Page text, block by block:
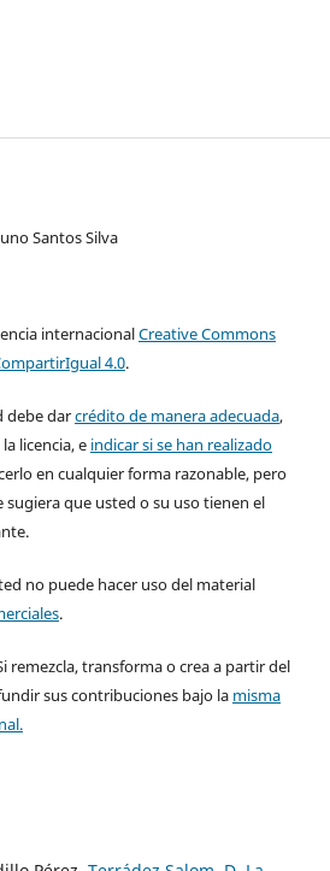
Santos Silva
internacionalCreative Commons
4.0.
darcrédito de manera adecuada,
licencia, e indicar si se han realizado
en cualquier forma razonable, pero
sugiera que usted o su uso tienen el
no puede hacer uso del material
.
transforma o crea a partir del
sus contribuciones bajo la misma